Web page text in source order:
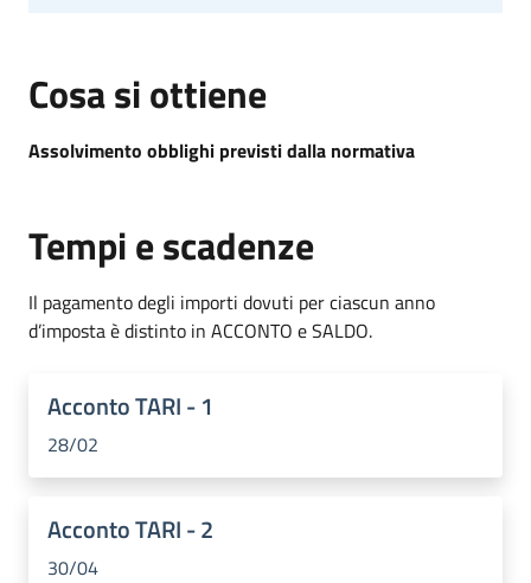
Cosa si ottiene
Assolvimento obblighi previsti dalla normativa
Tempi e scadenze
Il pagamento degli importi dovuti per ciascun anno
d’imposta è distinto in ACCONTO e SALDO.
Acconto TARI - 1
28/02
Acconto TARI - 2
30/04